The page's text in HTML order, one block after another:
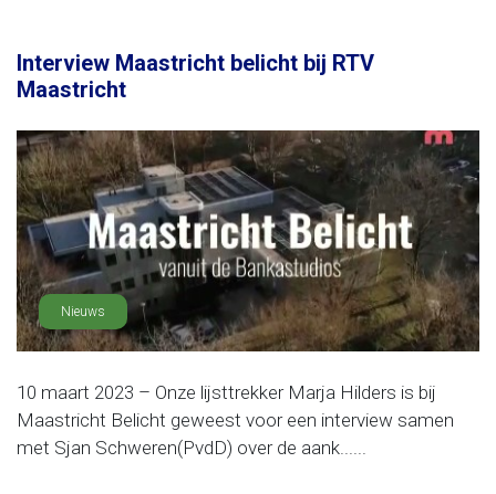
Interview Maastricht belicht bij RTV
Maastricht
Nieuws
10 maart 2023 – Onze lijsttrekker Marja Hilders is bij
Maastricht Belicht geweest voor een interview samen
met Sjan Schweren(PvdD) over de aank......